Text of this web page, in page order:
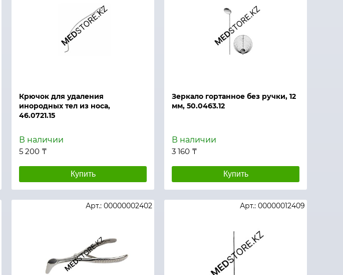
Крючок для удаления
инородных тел из носа,
46.0721.15
В наличии
5 200 ₸
Купить
Зеркало гортанное без ручки, 12
мм, 50.0463.12
В наличии
3 160 ₸
Купить
Арт.: 00000002402 Арт.: 00000012409